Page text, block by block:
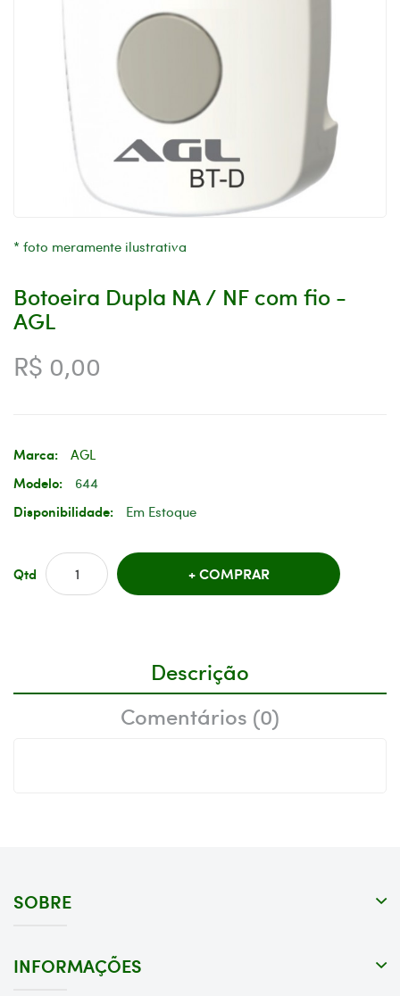
* foto meramente ilustrativa
Botoeira Dupla NA / NF com fio -
AGL
R$ 0,00
Marca:
AGL
Modelo:
644
Disponibilidade:
Em Estoque
Qtd COMPRAR
Descrição
Comentários (0)
SOBRE
INFORMAÇÕES